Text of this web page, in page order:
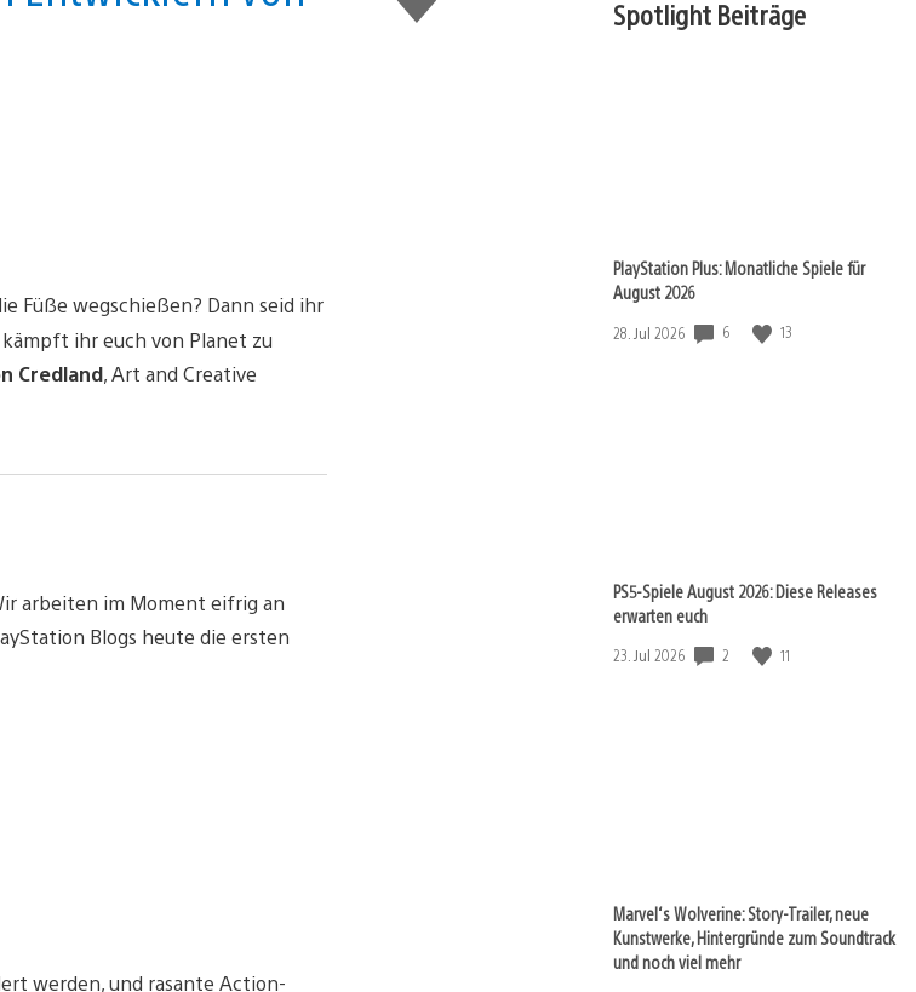
mir
Füße wegschießen? Dann seid ihr
ihr euch von Planet zu
Credland, Art and Creative
arbeiten im Moment eifrig an
Blogs heute die ersten
werden, und rasante Action-
Spotlight Beiträge
PlayStation Plus: Monatliche Spiele für
August 2026
Veröffentlichungsdatum:
28. Jul 2026 6 13
PS5-Spiele August 2026: Diese Releases
erwarten euch
Veröffentlichungsdatum:
23. Jul 2026 2 11
Marvel‘s Wolverine: Story-Trailer, neue
Kunstwerke, Hintergründe zum Soundtrack
und noch viel mehr